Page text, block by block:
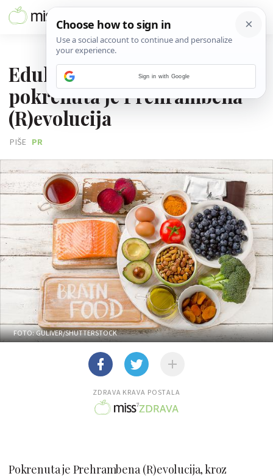
Edukativnim predavanjem
pokrenuta je Prehrambena
(R)evolucija
PIŠE PR
FOTO: GULIVER/SHUTTERSTOCK
ZDRAVA KRAVA POSTALA
Pokrenuta je Prehrambena (R)evolucija, kroz
Sign in with Google